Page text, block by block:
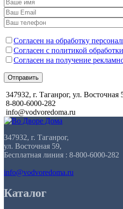
Согласен на обработку
Согласен с политикой
Согласен на получение
Отправить
347932, г. Таганрог, ул. Восточная
8-800-6000-282
info@vodvoredoma.ru
347932, г. Таганрог,
ул. Восточная 59,
Бесплатная линия : 8-800-6000-282
info@vodvoredoma.ru
Каталог